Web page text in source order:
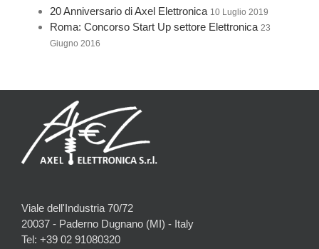
20 Anniversario di Axel Elettronica 10 Luglio 2019
Roma: Concorso Start Up settore Elettronica 23
Giugno 2016
Viale dell'Industria 70/72
20037 - Paderno Dugnano (MI) - Italy
Tel: +39 02 91080320